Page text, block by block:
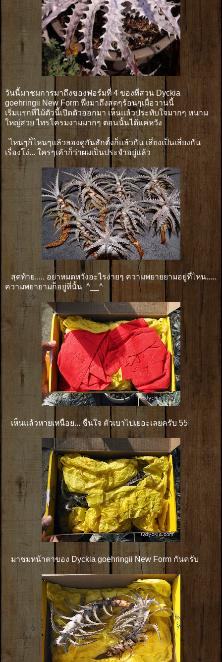
วันนี้มาชมการมาถึงของฟอร์มที่ 4 ของที่สวน Dyckia
goehringii New Form พึ่งมาถึงสดๆร้อนๆเมื่อวานนี้
เริ่มแรกที่ไม้ตัวนี้เปิดตัวออกมา เห็นแล้วประทับใจมากๆ หนาม
ใหญ่สวย ไทรโครมงามมากๆ ตอนนั้นได้แค่หวัง
ไหนๆก็ไหนๆแล้วลองดูกันสักตั้งก็แล้วกัน เสี่ยงเป็นเสี่ยงกัน
เรื่องโง่... ใครๆเค้าก็ว่าผมเป็นประจำอยู่แล้ว
สุดท้าย.....​ อย่าหมดหวังอะไรง่ายๆ ความพยายยามอยู่ที่ไหน.....
ความพยายามก็อยู่ที่นั้น ^__^
เห็นแล้วหายเหนื่อย... ชื่นใจ ตัวเบาไปเยอะเลยครับ 55
มาชมหน้าตาของ Dyckia goehringii New Form กันครับ